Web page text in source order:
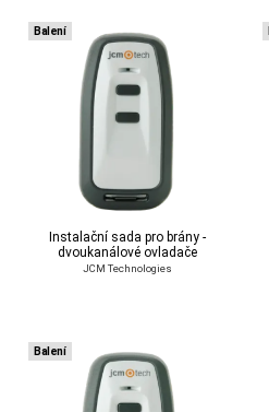
Balení
Instalační sada pro brány -
dvoukanálové ovladače
JCM Technologies
Balení